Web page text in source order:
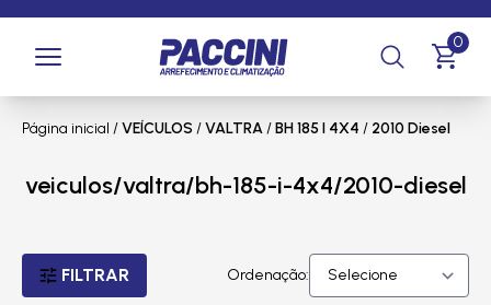
0
Página inicial /VEÍCULOS /VALTRA/BH 185 I 4X4 / 2010 Diesel
veiculos/valtra/bh-185-i-4x4/2010-diesel
FILTRAR Ordenação: